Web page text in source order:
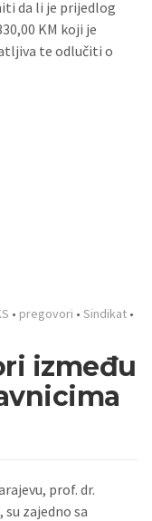
da li je prijedlog
KM koji je
te odlučiti o
• pregovori • Sindikat •
između
prof. dr.
zajedno sa